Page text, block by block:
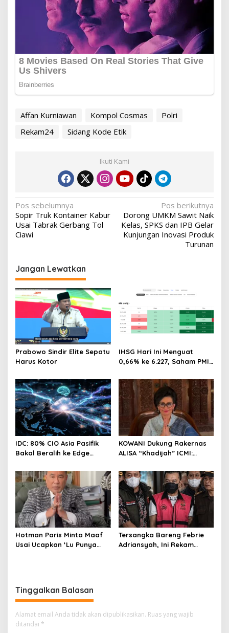
Affan Kurniawan Kompol Cosmas
Polri
Rekam24
Sidang Kode Etik
Ikuti Kami
Navigasi
pos
Pos sebelumnya
Sopir Truk Kontainer Kabur
Usai Tabrak Gerbang Tol
Ciawi
Pos berikutnya
Dorong UMKM Sawit Naik
Kelas, SPKS dan IPB Gelar
Kunjungan Inovasi Produk
Turunan
Jangan Lewatkan
Prabowo Sindir Elite Sepatu
Harus Kotor
IHSG Hari Ini Menguat
0,66% ke 6.227, Saham PMII,
28%! Ini Daftar Saham
Paling Cuan & Volume
Tertinggi 31 Juli 2026
IDC: 80% CIO Asia Pasifik
Bakal Beralih ke Edge
pada 2027
KOWANI Dukung Rakernas
ALISA “Khadijah” ICMI:
Menuju Indonesia Emas
Hotman Paris Minta Maaf
Usai Ucapkan ‘Lu Punya
Tersangka Bareng Febrie
Adriansyah, Ini Rekam
Tinggalkan Balasan
Alamat email Anda tidak akan dipublikasikan. Ruas yang wajib
ditandai *